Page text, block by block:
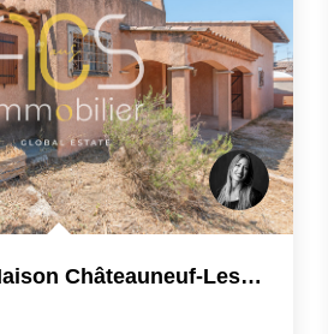
Achat Vente Maison Châteauneuf-Les-Martigues 5 Pièces...